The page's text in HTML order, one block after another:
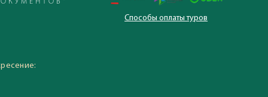
Способы оплаты туров